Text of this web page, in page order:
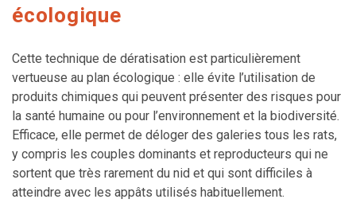
écologique
Cette technique de dératisation est particulièrement
vertueuse au plan écologique : elle évite l’utilisation de
produits chimiques qui peuvent présenter des risques pour
la santé humaine ou pour l’environnement et la biodiversité.
Efficace, elle permet de déloger des galeries tous les rats,
y compris les couples dominants et reproducteurs qui ne
sortent que très rarement du nid et qui sont difficiles à
atteindre avec les appâts utilisés habituellement.